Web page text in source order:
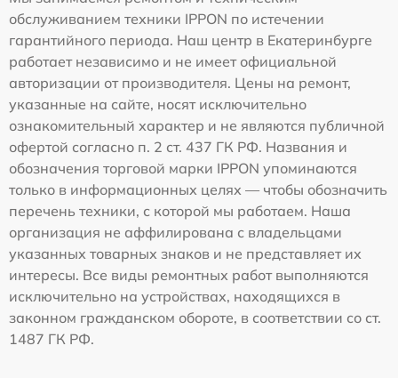
обслуживанием техники IPPON по истечении
гарантийного периода. Наш центр в Екатеринбурге
работает независимо и не имеет официальной
авторизации от производителя. Цены на ремонт,
указанные на сайте, носят исключительно
ознакомительный характер и не являются публичной
офертой согласно п. 2 ст. 437 ГК РФ. Названия и
обозначения торговой марки IPPON упоминаются
только в информационных целях — чтобы обозначить
перечень техники, с которой мы работаем. Наша
организация не аффилирована с владельцами
указанных товарных знаков и не представляет их
интересы. Все виды ремонтных работ выполняются
исключительно на устройствах, находящихся в
законном гражданском обороте, в соответствии со ст.
1487 ГК РФ.